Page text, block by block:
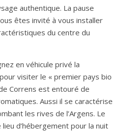
authentique. La pause
êtes invité à vous installer
du centre du
en véhicule privé la
pour visiter le « premier pays bio
Correns est entouré de
Aussi il se caractérise
les rives de l’Argens. Le
d’hébergement pour la nuit